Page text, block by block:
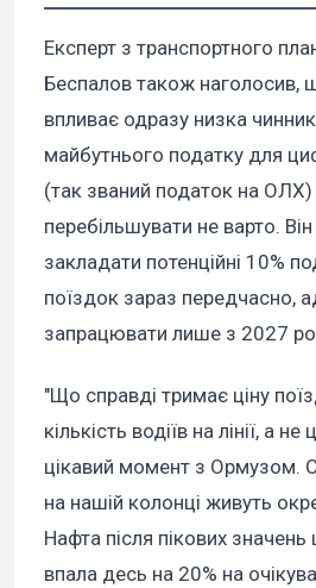
Експерт з транспортного
Беспалов також наголосив,
впливає одразу низка
майбутнього податку для
(так званий податок на ОЛХ)
перебільшувати не варто.
закладати потенційні 10%
поїздок зараз передчасно,
запрацювати лише з 2027
"Що справді тримає ціну
кількість водіїв на лінії, а
цікавий момент з Ормузом.
на нашій колонці живуть
Нафта після пікових
впала десь на 20% на